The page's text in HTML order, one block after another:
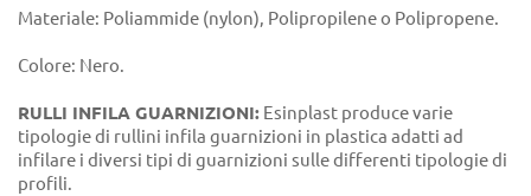
Materiale: Poliammide (nylon), Polipropilene o Polipropene.
Colore: Nero.
RULLI INFILA GUARNIZIONI: Esinplast produce varie
tipologie di rullini infila guarnizioni in plastica adatti ad
infilare i diversi tipi di guarnizioni sulle differenti tipologie di
profili.